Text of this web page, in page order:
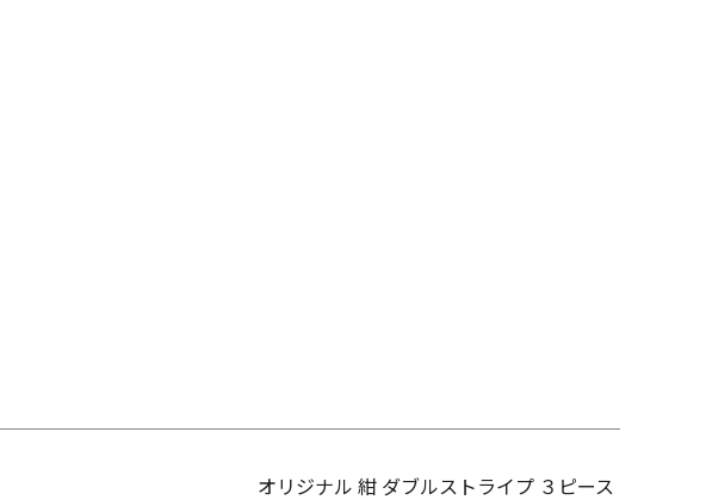
オリジナル 紺 ダブルストライプ ３ピース